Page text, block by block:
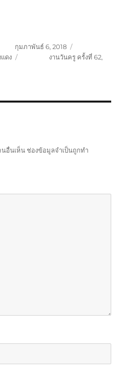
กุมภาพันธ์ 6, 2018
ดง งานวันครู ครั้งที่ 62,
นอื่นเห็น ช่องข้อมูลจำเป็นถูกทำ